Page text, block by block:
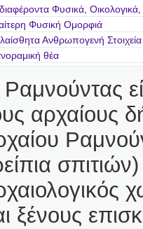
Φυσικά,
Φυσική Ομορφιά
Ανθρωπογενή Στοιχεία
θέα
αρχαίους
ξένους